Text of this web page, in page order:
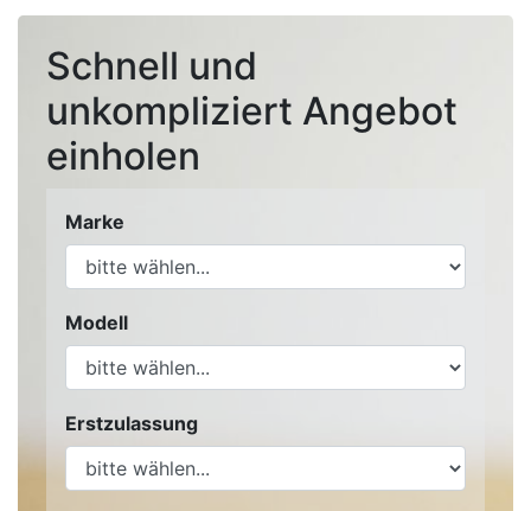
Schnell und
unkompliziert Angebot
einholen
Marke
Modell
Erstzulassung